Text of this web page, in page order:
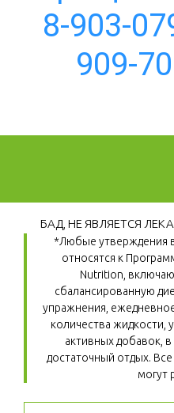
8-903-
909-
БАД, НЕ ЯВЛЯЕТСЯ
*Любые утверждения
относятся к
Nutrition,
сбалансированную
упражнения,
количества жидкости,
активных добавок,
достаточный отдых.
могут